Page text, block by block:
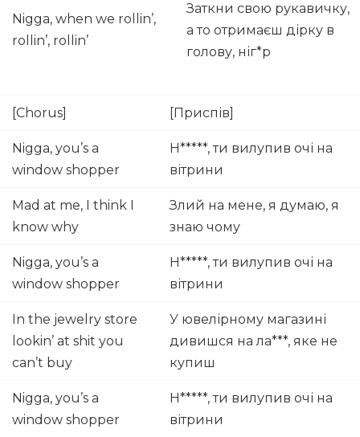
Nigga, when we rollin’,
rollin’, rollin’
Заткни свою рукавичку,
а то отримаєш дірку в
голову, ніг*р
[Chorus] [Приспів]
Nigga, you’s a
window shopper
Н*****, ти вилупив очі на
вітрини
Mad at me, I think I
know why
Злий на мене, я думаю, я
знаю чому
Nigga, you’s a
window shopper
Н*****, ти вилупив очі на
вітрини
In the jewelry store
lookin’ at shit you
can’t buy
У ювелірному магазині
дивишся на ла***, яке не
купиш
Nigga, you’s a
window shopper
Н*****, ти вилупив очі на
вітрини